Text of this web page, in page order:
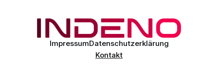
Engagement
ImpressumDatenschutzerklärung
Kontakt